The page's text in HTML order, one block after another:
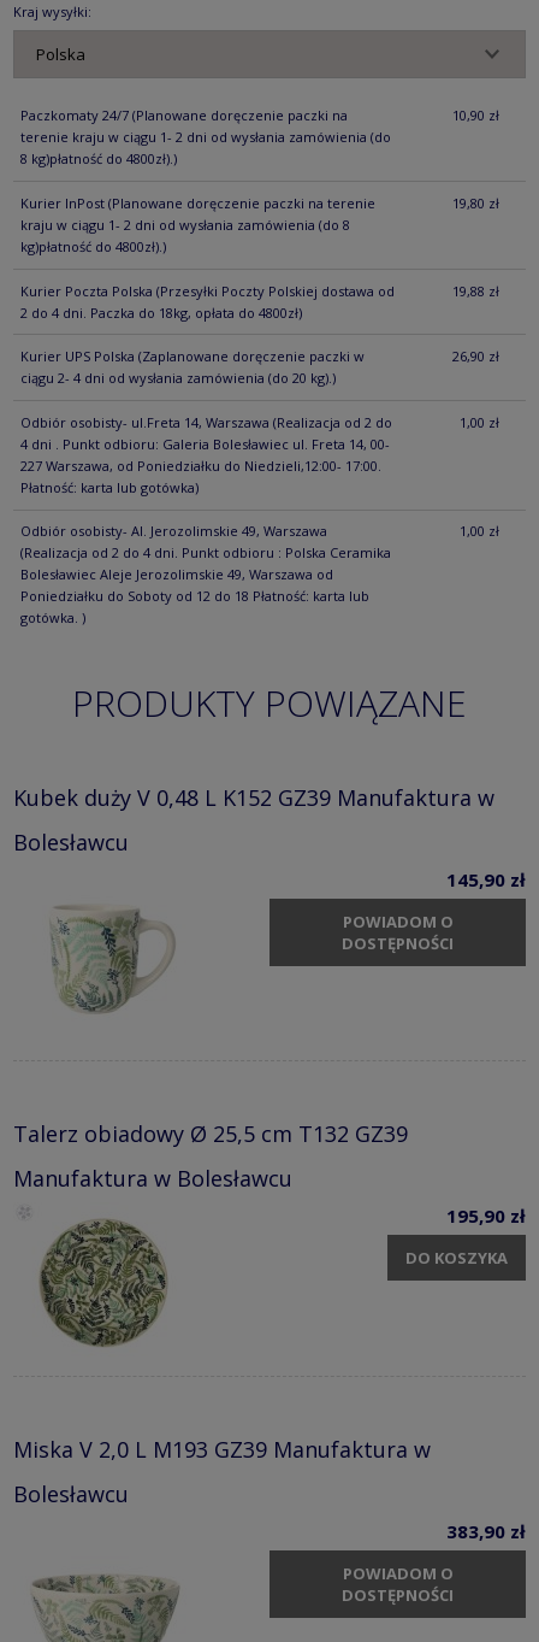
Kraj wysyłki:
Paczkomaty 24/7 (Planowane doręczenie paczki na
terenie kraju w ciągu 1- 2 dni od wysłania zamówienia (do
8 kg)płatność do 4800zł).)
10,90 zł
Kurier InPost (Planowane doręczenie paczki na terenie
kraju w ciągu 1- 2 dni od wysłania zamówienia (do 8
kg)płatność do 4800zł).)
19,80 zł
Kurier Poczta Polska (Przesyłki Poczty Polskiej dostawa od
2 do 4 dni. Paczka do 18kg, opłata do 4800zł)
19,88 zł
Kurier UPS Polska (Zaplanowane doręczenie paczki w
ciągu 2- 4 dni od wysłania zamówienia (do 20 kg).)
26,90 zł
Odbiór osobisty- ul.Freta 14, Warszawa (Realizacja od 2 do
4 dni . Punkt odbioru: Galeria Bolesławiec ul. Freta 14, 00-
227 Warszawa, od Poniedziałku do Niedzieli,12:00- 17:00.
Płatność: karta lub gotówka)
1,00 zł
Odbiór osobisty- Al. Jerozolimskie 49, Warszawa
(Realizacja od 2 do 4 dni. Punkt odbioru : Polska Ceramika
Bolesławiec Aleje Jerozolimskie 49, Warszawa od
Poniedziałku do Soboty od 12 do 18 Płatność: karta lub
gotówka. )
1,00 zł
PRODUKTY POWIĄZANE
Kubek duży V 0,48 L K152 GZ39 Manufaktura w
Bolesławcu
145,90 zł
POWIADOM O
DOSTĘPNOŚCI
Talerz obiadowy Ø 25,5 cm T132 GZ39
Manufaktura w Bolesławcu
195,90 zł
DO KOSZYKA
Miska V 2,0 L M193 GZ39 Manufaktura w
Bolesławcu
383,90 zł
POWIADOM O
DOSTĘPNOŚCI